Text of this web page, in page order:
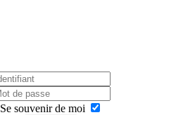
Se souvenir de moi